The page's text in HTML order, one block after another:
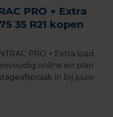
PRO + Extra
35 R21 kopen
PRO + Extra load
online en plan
in bij jouw